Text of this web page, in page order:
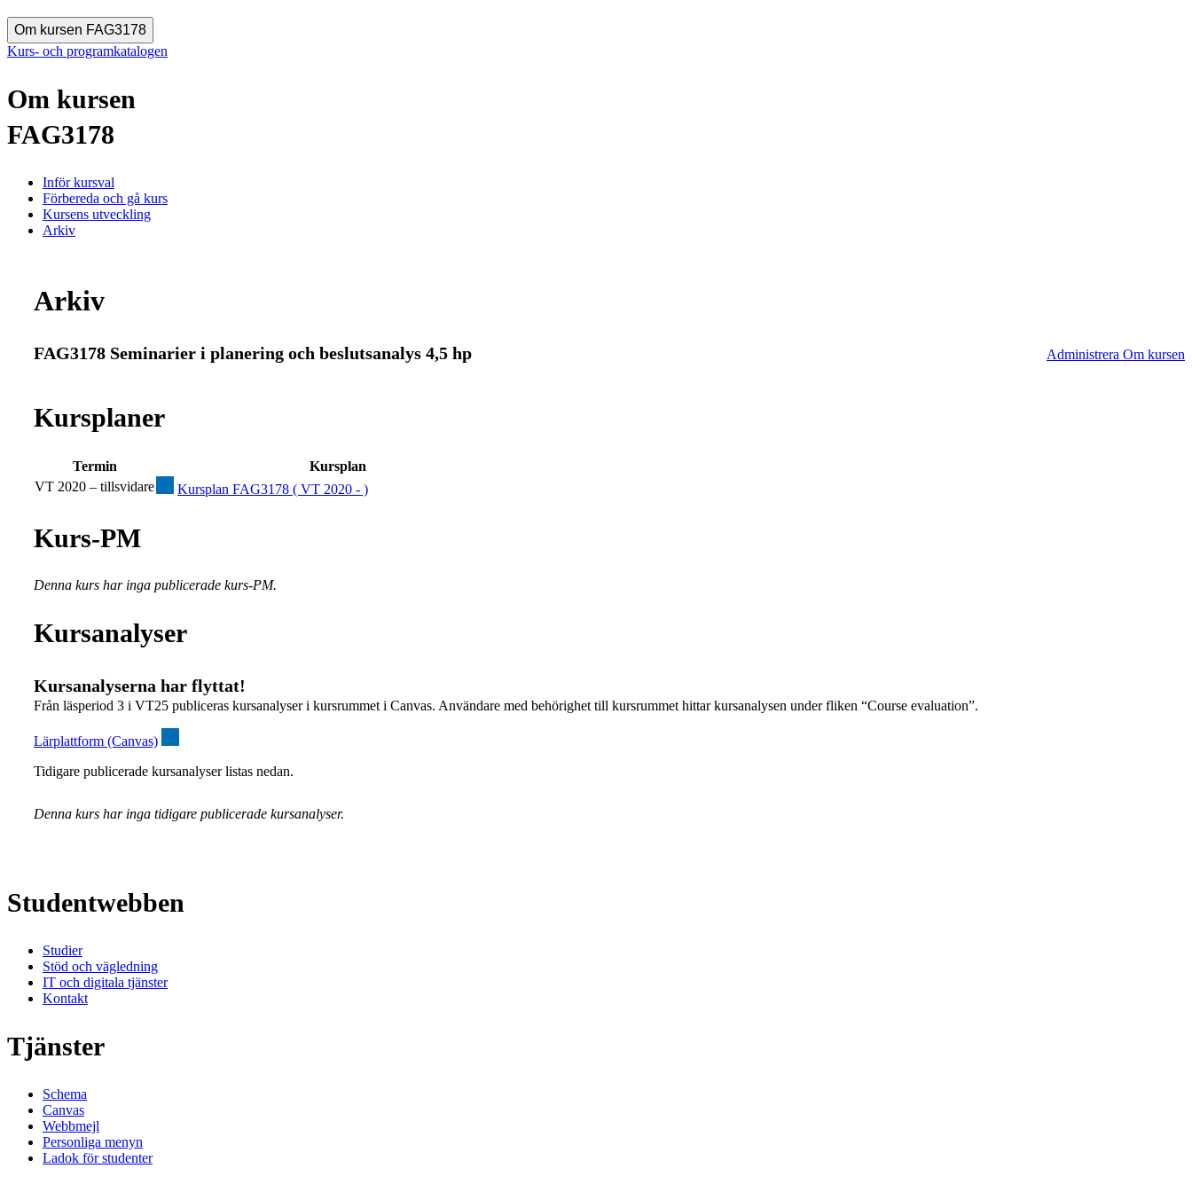
Om kursen FAG3178
Kurs- och programkatalogen
Om kursen
FAG3178
Inför kursval
Förbereda och gå kurs
Kursens utveckling
Arkiv
Arkiv
FAG3178 Seminarier i planering och beslutsanalys 4,5 hp Administrera Om kursen
Kursplaner
Termin
Kursplan
VT 2020 – tillsvidare
Kursplan FAG3178 ( VT 2020 - )
Kurs-PM
Denna kurs har inga publicerade kurs-PM.
Kursanalyser
Kursanalyserna har flyttat!
Från läsperiod 3 i VT25 publiceras kursanalyser i kursrummet i Canvas. Användare med behörighet till kursrummet hittar kursanalysen under fliken “Course evaluation”.
Lärplattform (Canvas)
Tidigare publicerade kursanalyser listas nedan.
Denna kurs har inga tidigare publicerade kursanalyser.
Studentwebben
Studier
Stöd och vägledning
IT och digitala tjänster
Kontakt
Tjänster
Schema
Canvas
Webbmejl
Personliga menyn
Ladok för studenter